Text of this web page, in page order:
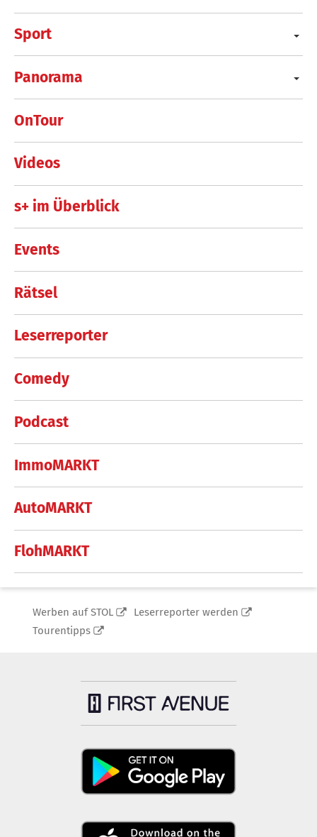
Sport
Panorama
OnTour
Videos
s+ im Überblick
Events
Rätsel
Leserreporter
Comedy
Podcast
ImmoMARKT
AutoMARKT
FlohMARKT
Werben auf STOL
Leserreporter werden
Tourentipps